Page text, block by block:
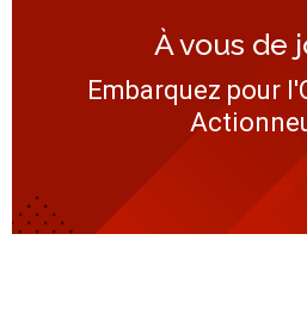
À vous de
Embarquez pour